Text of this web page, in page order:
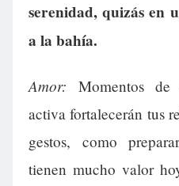
serenidad, quizás en
a la bahía.
Amor: Momentos de
activa fortalecerán tus
gestos, como
tienen mucho valor